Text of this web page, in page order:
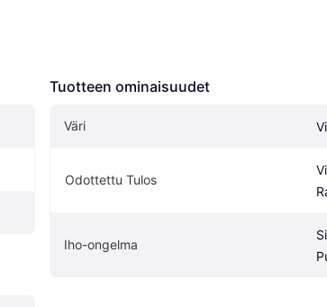
Tuotteen ominaisuudet
Väri
Odottettu Tulos
Iho-ongelma